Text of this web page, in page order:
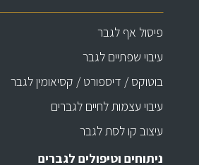
פיסול אף לגבר
עיבוי שפתיים לגבר
בוטוקס / דיספורט / קסיאומין לגבר
עיבוי עצמות לחיים לגברים
עיצוב קו לסת לגבר
ניתוחים וטיפולים לגברים